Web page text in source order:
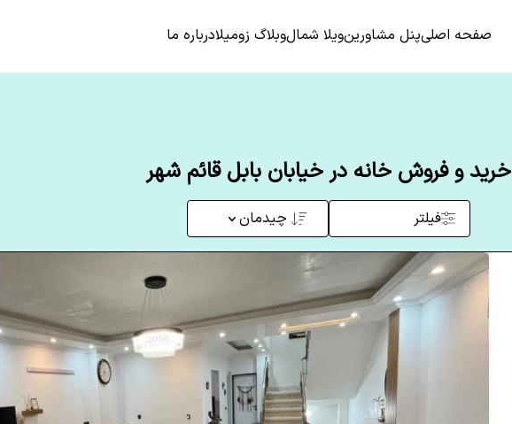
صفحه اصلیپنل مشاورینویلا شمالوبلاگ زومیلادرباره ما
خرید و فروش خانه در خیابان بابل قائم شهر
فیلتر چیدمان